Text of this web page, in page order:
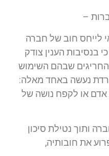
לייחס חוב של חברה
בנסיבות הענין צודק
החריגים שבהם השימוש
נעשה באחד מאלה:
אדם או לקפח נושה של
ותוך נטילת סיכון
את חובותיה,